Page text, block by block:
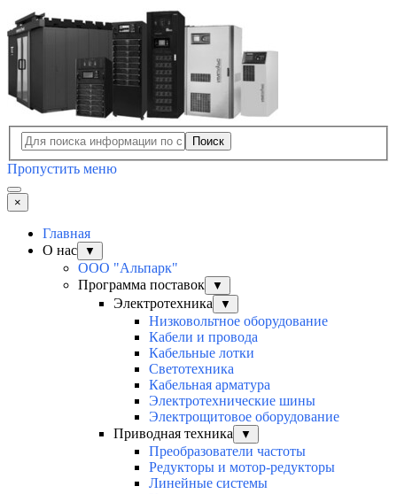
Поиск
Пропустить меню
×
Главная
О нас
▼
ООО "Альпарк"
Программа поставок
▼
Электротехника ▼
Низковольтное оборудование
Кабели и провода
Кабельные лотки
Светотехника
Кабельная арматура
Электротехнические шины
Электрощитовое оборудование
Приводная техника
▼
Преобразователи частоты
Редукторы и мотор-редукторы
Линейные системы